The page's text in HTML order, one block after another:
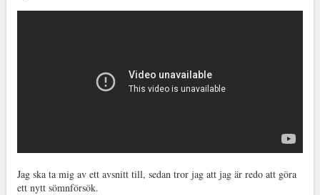
Jag ska ta mig av ett avsnitt till, sedan tror jag att jag är redo att göra
ett nytt sömnförsök.